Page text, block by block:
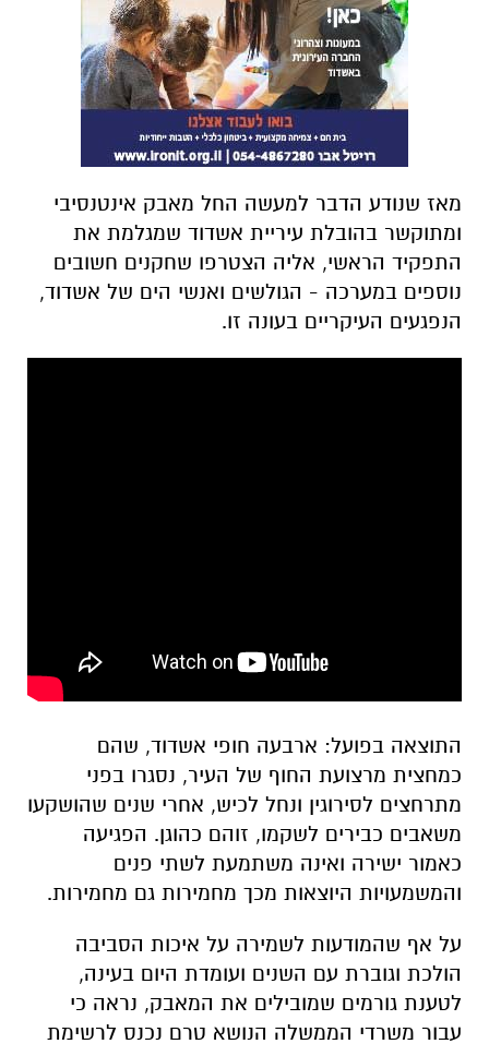
מאז שנודע הדבר למעשה החל מאבק אינטנסיבי
ומתוקשר בהובלת עיריית אשדוד שמגלמת את
התפקיד הראשי, אליה הצטרפו שחקנים חשובים
נוספים במערכה - הגולשים ואנשי הים של אשדוד,
הנפגעים העיקריים בעונה זו.
התוצאה בפועל: ארבעה חופי אשדוד, שהם
כמחצית מרצועת החוף של העיר, נסגרו בפני
מתרחצים לסירוגין ונחל לכיש, אחרי שנים שהושקעו
משאבים כבירים לשקמו, זוהם כהוגן. הפגיעה
כאמור ישירה ואינה משתמעת לשתי פנים
והמשמעויות היוצאות מכך מחמירות גם מחמירות.
על אף שהמודעות לשמירה על איכות הסביבה
הולכת וגוברת עם השנים ועומדת היום בעינה,
לטענת גורמים שמובילים את המאבק, נראה כי
עבור משרדי הממשלה הנושא טרם נכנס לרשימת